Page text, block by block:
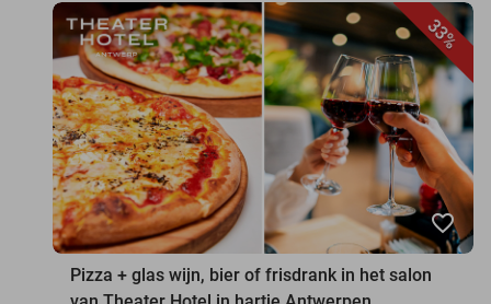
33%
favorite_border
Pizza + glas wijn, bier of frisdrank in het salon